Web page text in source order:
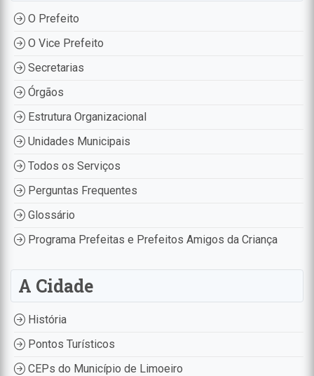
O Prefeito
O Vice Prefeito
Secretarias
Órgãos
Estrutura Organizacional
Unidades Municipais
Todos os Serviços
Perguntas Frequentes
Glossário
Programa Prefeitas e Prefeitos Amigos da Criança
A Cidade
História
Pontos Turísticos
CEPs do Município de Limoeiro